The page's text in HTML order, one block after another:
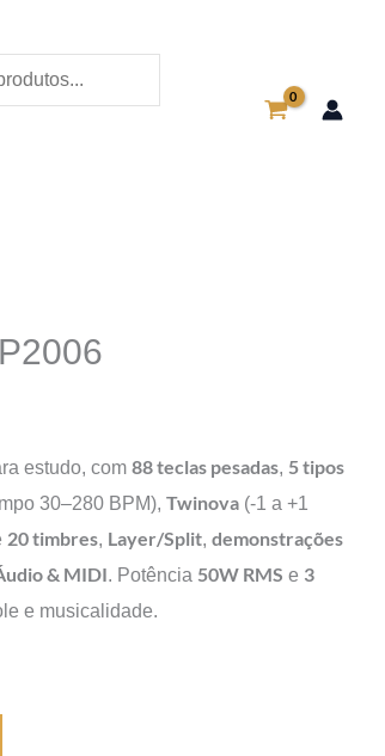
estudo, com88 teclas pesadas, 5 tipos
30–280 BPM),Twinova (-1 a +1
20 timbres, Layer/Split,demonstrações
& MIDI. Potência 50W RMS e 3
e musicalidade.